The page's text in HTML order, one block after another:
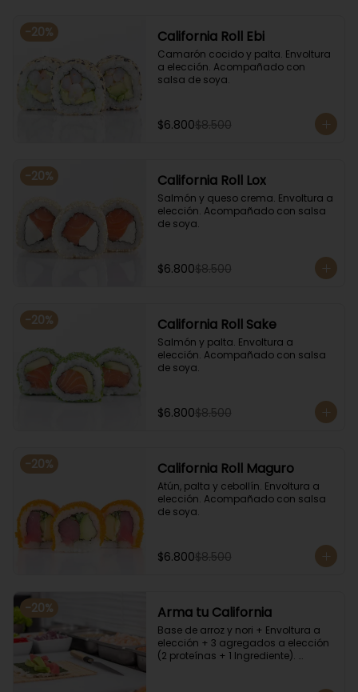
-20% California Roll Ebi
Camarón cocido y palta. Envoltura
a elección. Acompañado con
salsa de soya.
$6.800$8.500
-20% California Roll Lox
Salmón y queso crema. Envoltura a
elección. Acompañado con salsa
de soya.
$6.800$8.500
-20% California Roll Sake
Salmón y palta. Envoltura a
elección. Acompañado con salsa
de soya.
$6.800$8.500
-20% California Roll Maguro
Atún, palta y cebollín. Envoltura a
elección. Acompañado con salsa
de soya.
$6.800$8.500
-20% Arma tu California
Base de arroz y nori + Envoltura a
elección + 3 agregados a elección
(2 proteínas + 1 Ingrediente).